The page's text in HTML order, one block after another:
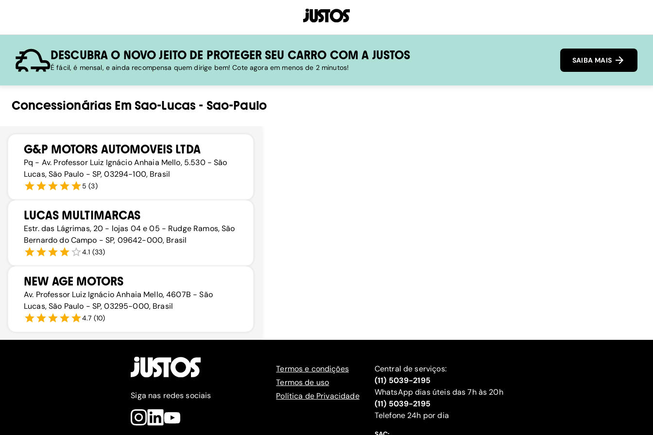
DESCUBRA O NOVO JEITO DE PROTEGER SEU CARRO COM A JUSTOS
É fácil, é mensal, e ainda recompensa quem dirige bem! Cote agora em menos de 2 minutos!
SAIBA MAIS
Concessionárias Em Sao-Lucas - Sao-Paulo
G&P MOTORS AUTOMOVEIS LTDA
Pq - Av. Professor Luiz Ignácio Anhaia Mello, 5.530 - São
Lucas, São Paulo - SP, 03294-100, Brasil
5 (3)
LUCAS MULTIMARCAS
Estr. das Lágrimas, 20 - lojas 04 e 05 - Rudge Ramos, São
Bernardo do Campo - SP, 09642-000, Brasil
4.1 (33)
NEW AGE MOTORS
Av. Professor Luiz Ignácio Anhaia Mello, 4607B - São
Lucas, São Paulo - SP, 03295-000, Brasil
4.7 (10)
Siga nas redes sociais
Termos e condições
Termos de uso
Política de Privacidade
Central de serviços:
(11) 5039-2195
WhatsApp dias úteis das 7h às 20h
(11) 5039-2195
‍Telefone 24h por dia